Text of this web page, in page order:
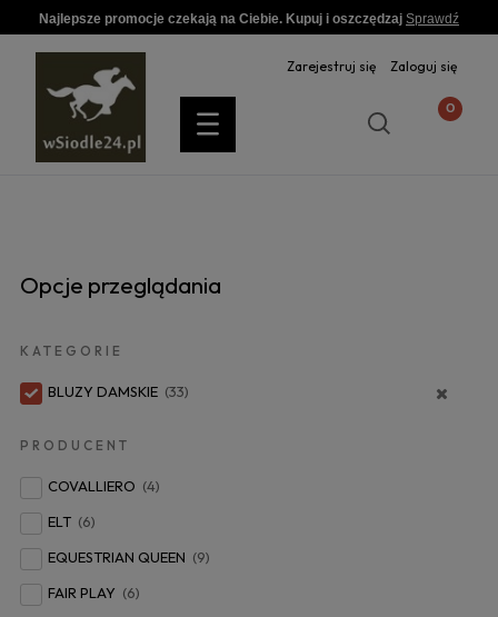
Najlepsze promocje czekają na Ciebie. Kupuj i oszczędzaj Sprawdź
Zarejestruj się Zaloguj się
Opcje przeglądania
KATEGORIE
BLUZY DAMSKIE (33)
PRODUCENT
COVALLIERO (4)
ELT (6)
EQUESTRIAN QUEEN (9)
FAIR PLAY (6)